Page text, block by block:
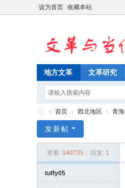
设为首页 收藏本站
地方文革 文革研究
革
» 首页 › 西北地区 › 青海
发新帖
查看: 140735 回复: 1
tuffy05